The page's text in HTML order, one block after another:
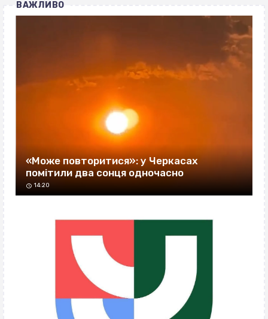
ВАЖЛИВО
«Може повторитися»: у Черкасах
помітили два сонця одночасно
14:20